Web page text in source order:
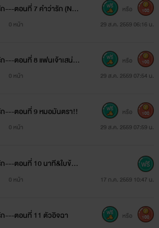
ย็นชา
มาเป็นผู้หญิงในครอบครอง จากหกเดือนเป็น
ป็นเวอร์ชั่นชาย-หญิง นะคะ จะแตกต่างจาก
งตัวเองและน้องได้ โดยไม่จำเป็นต้องลด
งตัวเอง โดยการไปบำรุงบำเรอคุณหรอกนะ”
อของฉันก่อนไหม ก่อนที่เธอจะตัดสินใจ
ตอนที่ 7 คำว่ารัก (NC
0 หน้า 29 ส.ค. 2559 06:16 น.
หรือ 100
ตอนที่ 8 แฟนเจ้าเสน่ห์
0 หน้า 29 ส.ค. 2559 07:54 น.
หรือ 100
---ตอนที่ 9 หมอมันตรา!!
0 หน้า 29 ส.ค. 2559 07:59 น.
หรือ 100
ตอนที่ 10 นาที&ใบข้าว
0 หน้า 17 ก.ค. 2559 10:47 น.
---ตอนที่ 11 ตัวอิจฉา หรือ 100